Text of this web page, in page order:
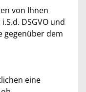
von Ihnen
DSGVO und
gegenüber dem
eine